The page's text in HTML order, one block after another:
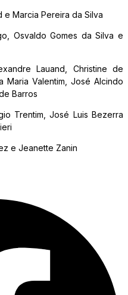
e Marcia Pereira da Silva
Osvaldo Gomes da Silva e
Lauand, Christine de
Maria Valentim, José Alcindo
Barros
Trentim, José Luis Bezerra
e Jeanette Zanin